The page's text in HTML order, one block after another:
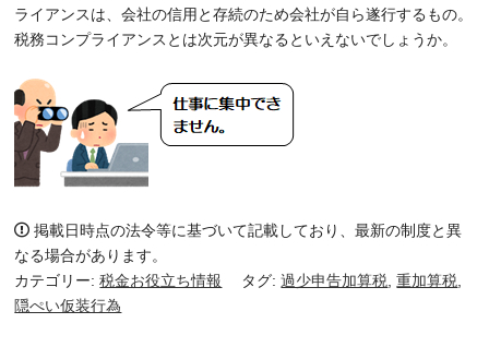
ライアンスは、会社の信用と存続のため会社が自ら遂行するもの。
税務コンプライアンスとは次元が異なるといえないでしょうか。
掲載日時点の法令等に基づいて記載しており、最新の制度と異
なる場合があります。
カテゴリー:税金お役立ち情報 タグ:過少申告加算税 ,重加算税
隠ぺい仮装行為